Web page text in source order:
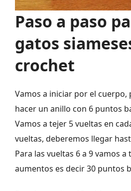
Paso a paso
gatos
crochet
Vamos a iniciar por el cuerpo,
hacer un anillo con 6 puntos
Vamos a tejer 5 vueltas en
vueltas, deberemos llegar
Para las vueltas 6 a 9 vamos
aumentos es decir 30 puntos